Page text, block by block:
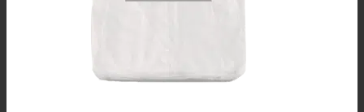
KLEBE- UND ARMIERUNGSMÖRTEL (KAM)